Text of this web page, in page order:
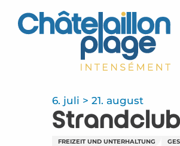
contenu
6. juli > 21. august
FREIZEIT UND UNTERHALTUNG